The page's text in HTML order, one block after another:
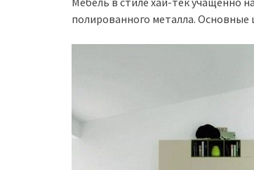
полированного металла. Основные